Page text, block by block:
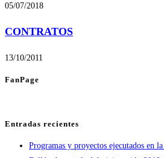
05/07/2018
CONTRATOS
13/10/2011
FanPage
Entradas recientes
Programas y proyectos ejecutados en